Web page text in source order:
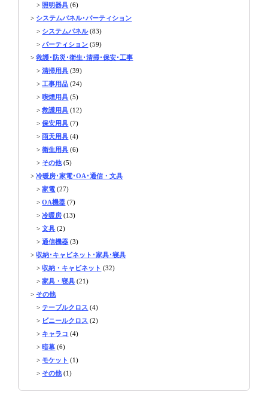
> 照明器具 (6)
> システムパネル･パーティション
> システムパネル(83)
>パーティション (59)
>救護･防災･衛生･清掃･保安･工事
>清掃用具 (39)
> 工事用品 (24)
>喫煙用具 (5)
>救護用具 (12)
>保安用具 (7)
>雨天用具 (4)
>衛生用具 (6)
> その他(5)
>冷暖房･家電･OA･通信・文具
>家電 (27)
>OA機器 (7)
>冷暖房 (13)
>文具 (2)
>通信機器 (3)
>収納･キャビネット･家具･寝具
>収納・キャビネット (32)
>家具・寝具 (21)
> その他
>テーブルクロス (4)
> ビニールクロス (2)
> キャラコ (4)
>暗幕 (6)
>モケット (1)
> その他(1)